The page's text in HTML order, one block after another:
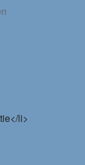
li>